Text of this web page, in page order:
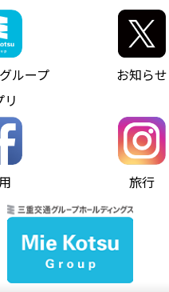
ラッピングバス（鈴鹿管内）
ル
える化
バス
ー交通広告
時のお願い
明
ト予約
問
クション三重交通バスセット
グッズ
ー
新情報一覧
ース
方針
メディア運用ポリシー
のご利用にあたって
this Website
ループ
リ
お知らせ
旅行